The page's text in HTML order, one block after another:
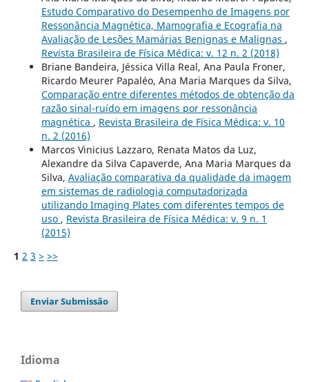
Estudo Comparativo do Desempenho de Imagens por
Ressonância Magnética, Mamografia e Ecografia na
Avaliação de Lesões Mamárias Benignas e Malignas ,
Revista Brasileira de Física Médica: v. 12 n. 2 (2018)
Briane Bandeira, Jéssica Villa Real, Ana Paula Froner,
Ricardo Meurer Papaléo, Ana Maria Marques da Silva,
Comparação entre diferentes métodos de obtenção da
razão sinal-ruído em imagens por ressonância
magnética , Revista Brasileira de Física Médica: v. 10
n. 2 (2016)
Marcos Vinicius Lazzaro, Renata Matos da Luz,
Alexandre da Silva Capaverde, Ana Maria Marques da
Silva, Avaliação comparativa da qualidade da imagem
em sistemas de radiologia computadorizada
utilizando Imaging Plates com diferentes tempos de
uso , Revista Brasileira de Física Médica: v. 9 n. 1
(2015)
1 2 3 > >>
Enviar Submissão
Idioma